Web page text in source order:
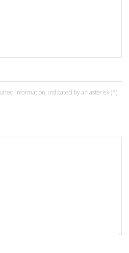
information, indicated by an asterisk (*).